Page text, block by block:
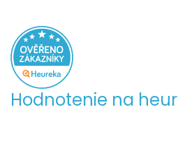
Hodnotenie na